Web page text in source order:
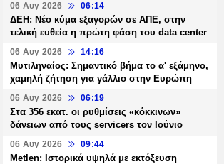
06 Αυγ 2026 06:14
ΔΕΗ: Νέο κύμα εξαγορών σε ΑΠΕ, στην
τελική ευθεία η πρώτη φάση του data center
06 Αυγ 2026 14:16
Μυτιληναίος: Σημαντικό βήμα το α' εξάμηνο,
χαμηλή ζήτηση για γάλλιο στην Ευρώπη
06 Αυγ 2026 06:19
Στα 356 εκατ. οι ρυθμίσεις «κόκκινων»
δάνειων από τους servicers τον Ιούνιο
06 Αυγ 2026 09:44
Metlen: Ιστορικά υψηλά με εκτόξευση